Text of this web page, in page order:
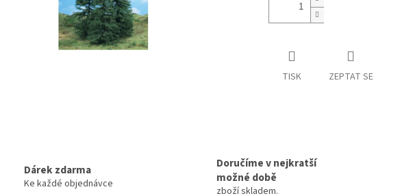
TISK ZEPTAT SE
Dárek zdarma
Ke každé objednávce
Doručíme v nejkratší
možné době
zboží skladem.